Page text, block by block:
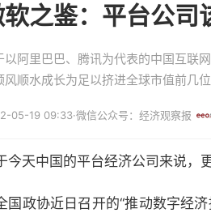
之鉴：平台公司
以阿里巴巴、腾讯为代表的中国互联
风顺水成长为足以挤进全球市值前几
05-19 09:33·微信公众号：经济观察报
今天中国的平台经济公司来说，
国政协近日召开的“推动数字经